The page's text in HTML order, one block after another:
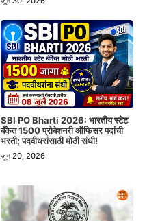
SBI PO Bharti 2026: भारतीय स्टेट
बँकेत 1500 प्रोबेशनरी ऑफिसर पदांची
भरती; पदवीधरांसाठी मोठी संधी!
जून 20, 2026